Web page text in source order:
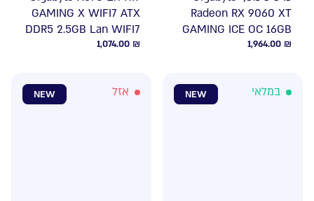
Radeon RX 9060 XT
GAMING ICE OC 16GB
1,964.00 ₪
GAMING X WIFI7 ATX
DDR5 2.5GB Lan WIFI7
1,074.00 ₪
NEW במלאי NEW אזל